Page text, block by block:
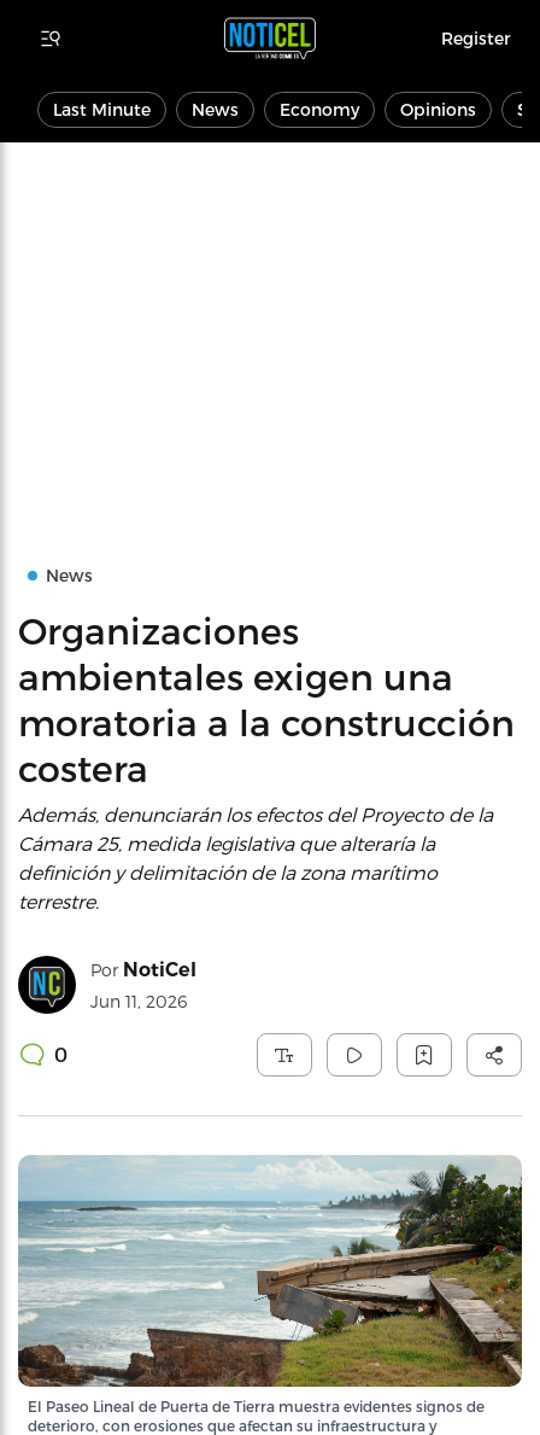
Register
Last Minute News Economy Opinions
News
Organizaciones
ambientales exigen una
moratoria a la construcción
costera
Además, denunciarán los efectos del Proyecto de la
Cámara 25, medida legislativa que alteraría la
definición y delimitación de la zona marítimo
terrestre.
Por NotiCel
Jun 11, 2026
0
El Paseo Lineal de Puerta de Tierra muestra evidentes signos de
deterioro, con erosiones que afectan su infraestructura y